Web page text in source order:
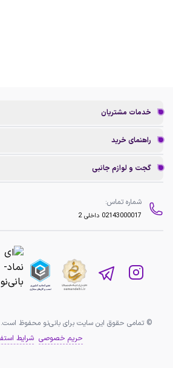
خدمات مشتریان
راهنمای خرید
گجت و لوازم جانبی
شماره تماس:
02143000017 داخلی 2
© تمامی حقوق این سایت برای بانی‌نو محفوظ است.
حریم خصوصی شرایط